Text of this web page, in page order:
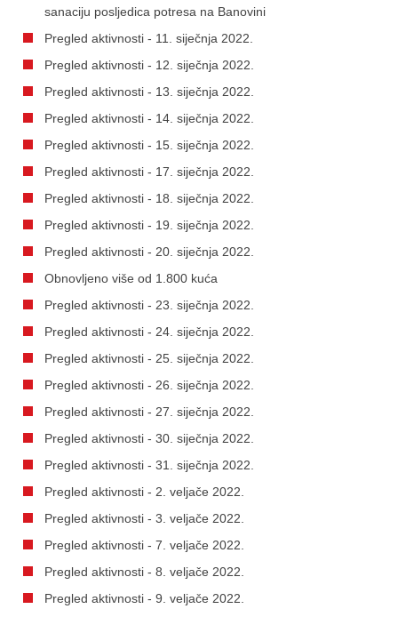
sanaciju posljedica potresa na Banovini
Pregled aktivnosti - 11. siječnja 2022.
Pregled aktivnosti - 12. siječnja 2022.
Pregled aktivnosti - 13. siječnja 2022.
Pregled aktivnosti - 14. siječnja 2022.
Pregled aktivnosti - 15. siječnja 2022.
Pregled aktivnosti - 17. siječnja 2022.
Pregled aktivnosti - 18. siječnja 2022.
Pregled aktivnosti - 19. siječnja 2022.
Pregled aktivnosti - 20. siječnja 2022.
Obnovljeno više od 1.800 kuća
Pregled aktivnosti - 23. siječnja 2022.
Pregled aktivnosti - 24. siječnja 2022.
Pregled aktivnosti - 25. siječnja 2022.
Pregled aktivnosti - 26. siječnja 2022.
Pregled aktivnosti - 27. siječnja 2022.
Pregled aktivnosti - 30. siječnja 2022.
Pregled aktivnosti - 31. siječnja 2022.
Pregled aktivnosti - 2. veljače 2022.
Pregled aktivnosti - 3. veljače 2022.
Pregled aktivnosti - 7. veljače 2022.
Pregled aktivnosti - 8. veljače 2022.
Pregled aktivnosti - 9. veljače 2022.